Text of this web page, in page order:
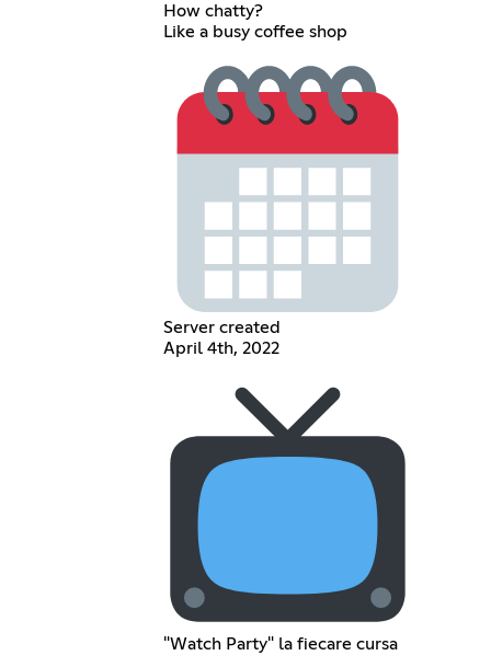
How chatty?
Like a busy coffee shop
Server created
April 4th, 2022
"Watch Party" la fiecare cursa